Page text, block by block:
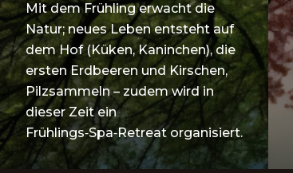
Mit dem Frühling erwacht die
Natur; neues Leben entsteht auf
dem Hof (Küken, Kaninchen), die
ersten Erdbeeren und Kirschen,
Pilzsammeln – zudem wird in
dieser Zeit ein
Frühlings‑Spa‑Retreat organisiert.